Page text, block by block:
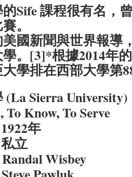
Sife 課程很有名，
。
國新聞與世界報導
。[3]*根據2014年
學排在西部大學第
Sierra University)
To Know, To Serve
年
立
Wisbey